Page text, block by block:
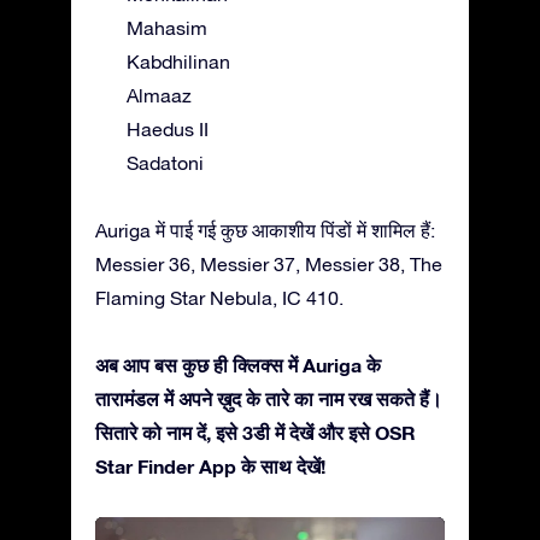
Mahasim
Kabdhilinan
Almaaz
Haedus II
Sadatoni
Auriga में पाई गई कुछ आकाशीय पिंडों में शामिल हैं:
Messier 36, Messier 37, Messier 38, The
Flaming Star Nebula, IC 410.
अब आप बस कुछ ही क्लिक्स में Auriga के
तारामंडल में अपने ख़ुद के तारे का नाम रख सकते हैं।
सितारे को नाम दें, इसे 3डी में देखें और इसे OSR
Star Finder App के साथ देखें!